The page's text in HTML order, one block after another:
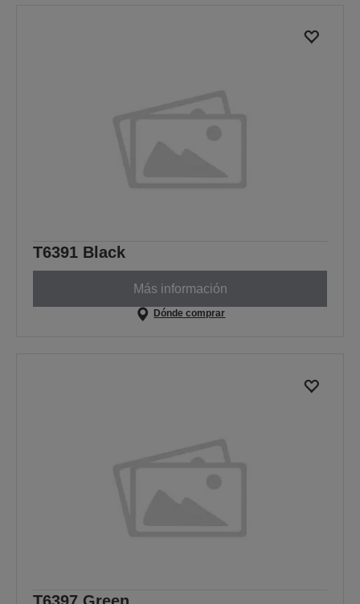
T6391 Black
Más información
Dónde comprar